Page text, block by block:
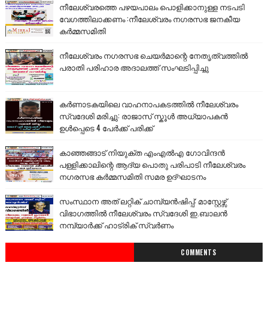
നീലേശ്വരത്തെ പഴയപാലം പൊളിക്കാനുള്ള നടപടി
വേഗത്തിലാക്കണം :നീലേശ്വരം നഗരസഭ ജനകീയ
കർമ്മസമിതി
നീലേശ്വരം നഗരസഭ ചെയർമാന്റെ നേതൃത്വത്തിൽ
പരാതി പരിഹാര അദാലത്ത് സംഘടിപ്പിച്ചു
കർണാടകയിലെ വാഹനാപകടത്തിൽ നീലേശ്വരം
സ്വദേശി മരിച്ചു: രാജാസ് സ്കൂൾ അധ്യാപകൻ
ഉൾപ്പെടെ 4 പേർക്ക് പരിക്ക്
കാഞ്ഞങ്ങാട് നിയുക്ത എംഎൽഎ ഗോവിന്ദൻ
പള്ളിക്കാലിന്റെ ആദ്യ പൊതു പരിപാടി നീലേശ്വരം
നഗരസഭ കർമ്മസമിതി സമര ഉദ്ഘാടനം
സംസ്ഥാന അത് ലറ്റിക് ചാമ്പ്യൻഷിപ്പ്: മാസ്റ്റേഴ്സ്
വിഭാഗത്തിൽ നീലേശ്വരം സ്വദേശി ഇ.ബാലൻ
നമ്പ്യാർക്ക് ഹാട്രിക് സ്വർണം
COMMENTS